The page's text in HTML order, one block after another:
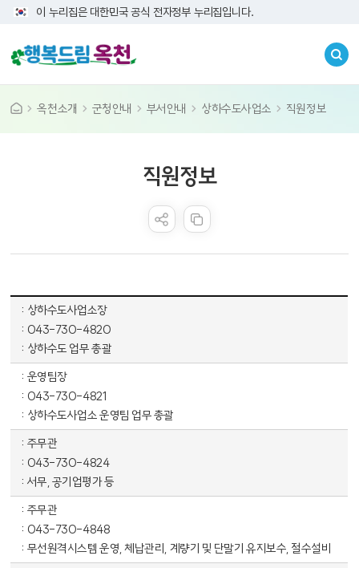
이 누리집은 대한민국 공식 전자정부 누리집입니다.
옥천소개 군청안내 부서안내 상하수도사업소 직원정보
직원정보
상하수도사업소장
043-730-4820
상하수도 업무 총괄
운영팀장
043-730-4821
상하수도사업소 운영팀 업무 총괄
주무관
043-730-4824
서무, 공기업평가 등
주무관
043-730-4848
무선원격시스템 운영, 체납관리, 계량기 및 단말기 유지보수, 절수설비